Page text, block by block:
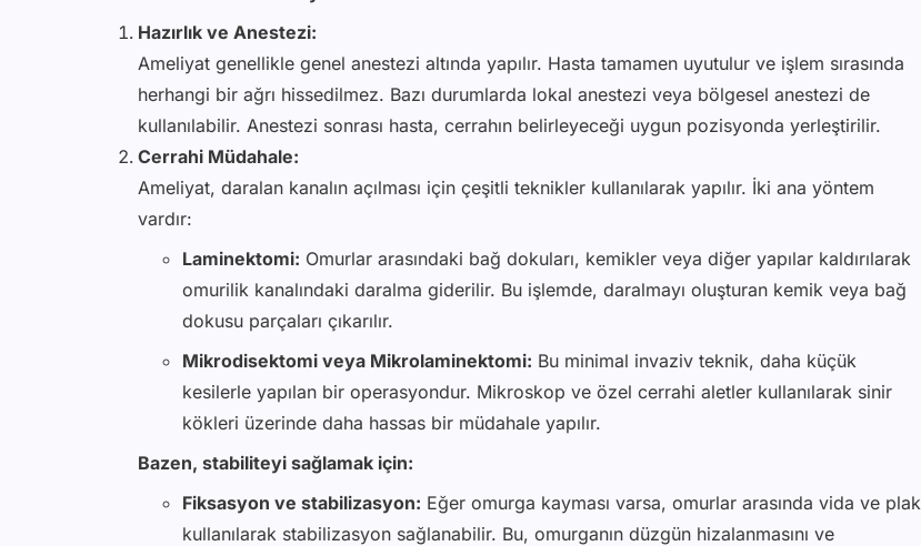
Hazırlık ve Anestezi:
Ameliyat genellikle genel anestezi altında yapılır. Hasta tamamen uyutulur ve işlem sırasında
herhangi bir ağrı hissedilmez. Bazı durumlarda lokal anestezi veya bölgesel anestezi de
kullanılabilir. Anestezi sonrası hasta, cerrahın belirleyeceği uygun pozisyonda yerleştirilir.
Cerrahi Müdahale:
Ameliyat, daralan kanalın açılması için çeşitli teknikler kullanılarak yapılır. İki ana yöntem
vardır:
Laminektomi: Omurlar arasındaki bağ dokuları, kemikler veya diğer yapılar kaldırılarak
omurilik kanalındaki daralma giderilir. Bu işlemde, daralmayı oluşturan kemik veya bağ
dokusu parçaları çıkarılır.
Mikrodisektomi veya Mikrolaminektomi: Bu minimal invaziv teknik, daha küçük
kesilerle yapılan bir operasyondur. Mikroskop ve özel cerrahi aletler kullanılarak sinir
kökleri üzerinde daha hassas bir müdahale yapılır.
Bazen, stabiliteyi sağlamak için:
Fiksasyon ve stabilizasyon: Eğer omurga kayması varsa, omurlar arasında vida ve plak
kullanılarak stabilizasyon sağlanabilir. Bu, omurganın düzgün hizalanmasını ve